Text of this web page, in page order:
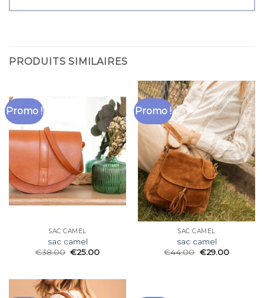
PRODUITS SIMILAIRES
Promo !
SAC CAMEL
sac camel
€38.00 €25.00
Promo !
SAC CAMEL
sac camel
€44.00 €29.00